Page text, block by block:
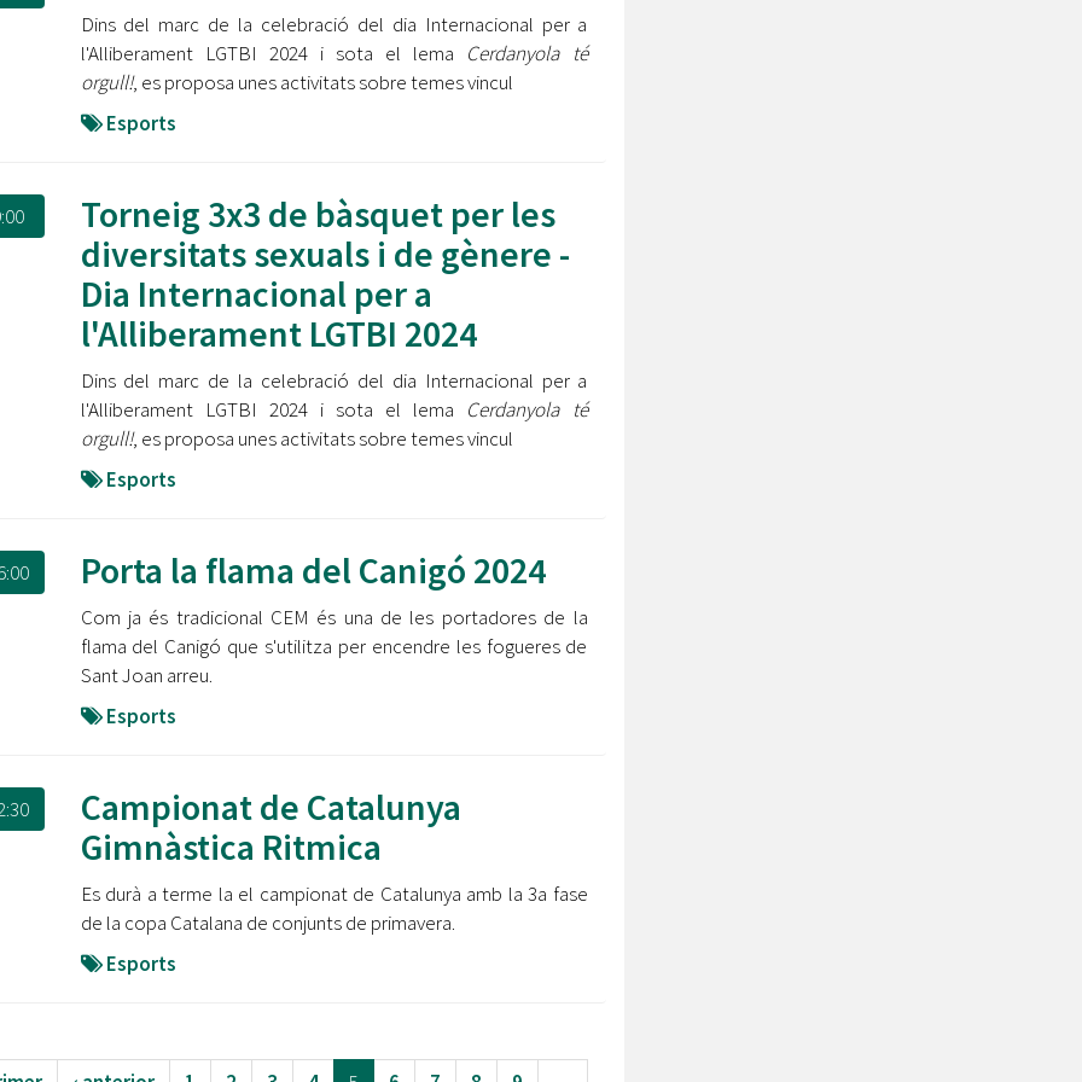
Dins del marc de la celebració del dia Internacional per a
l'Alliberament LGTBI 2024 i sota el lema Cerdanyola té
orgull!, es proposa unes activitats sobre temes vincul
Esports
Torneig 3x3 de bàsquet per les
diversitats sexuals i de gènere -
Dia Internacional per a
l'Alliberament LGTBI 2024
Dins del marc de la celebració del dia Internacional per a
l'Alliberament LGTBI 2024 i sota el lema Cerdanyola té
orgull!, es proposa unes activitats sobre temes vincul
Esports
Porta la flama del Canigó 2024
Com ja és tradicional CEM és una de les portadores de la
flama del Canigó que s'utilitza per encendre les fogueres de
Sant Joan arreu.
Esports
Campionat de Catalunya
Gimnàstica Ritmica
Es durà a terme la el campionat de Catalunya amb la 3a fase
de la copa Catalana de conjunts de primavera.
Esports